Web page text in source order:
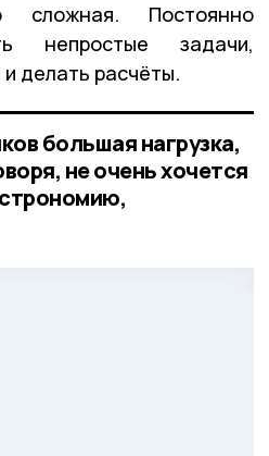
сложная. Постоянно
непростые задачи,
делать расчёты.
большая нагрузка,
не очень хочется